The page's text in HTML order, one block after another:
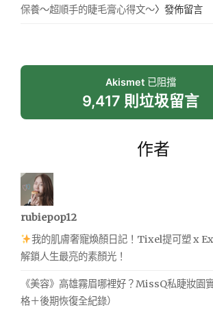
保養～超順手的睫毛膏心得文～〉發佈留言
Akismet已阻擋
9,417 則垃圾留言
作者
rubiepop12
我的肌膚奢寵煥顏日記！Tixel提可塑 x
解鎖人生最亮的素顏光！
《美容》高雄霧眉哪裡好？MissQ私睫妝園
格＋後期恢復全紀錄）